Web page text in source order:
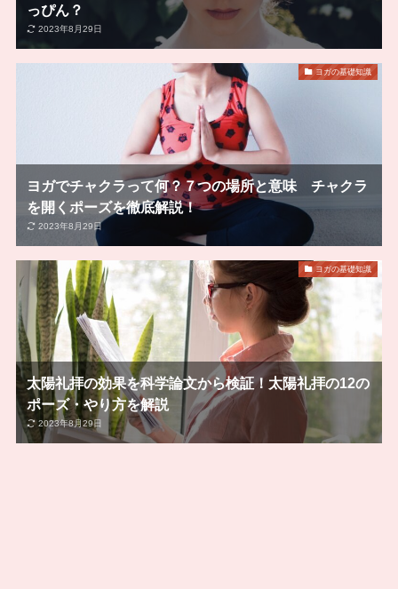
っぴん？
2023年8月29日
ヨガの基礎知識
ヨガでチャクラって何？７つの場所と意味 チャクラ
を開くポーズを徹底解説！
2023年8月29日
ヨガの基礎知識
太陽礼拝の効果を科学論文から検証！太陽礼拝の12の
ポーズ・やり方を解説
2023年8月29日